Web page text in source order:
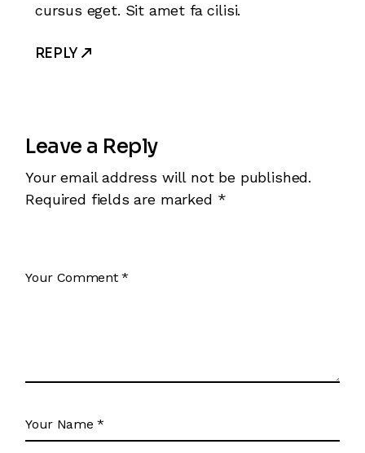
cursus eget. Sit amet fa cilisi.
REPLY
Leave a Reply
Your email address will not be published.
Required fields are marked *